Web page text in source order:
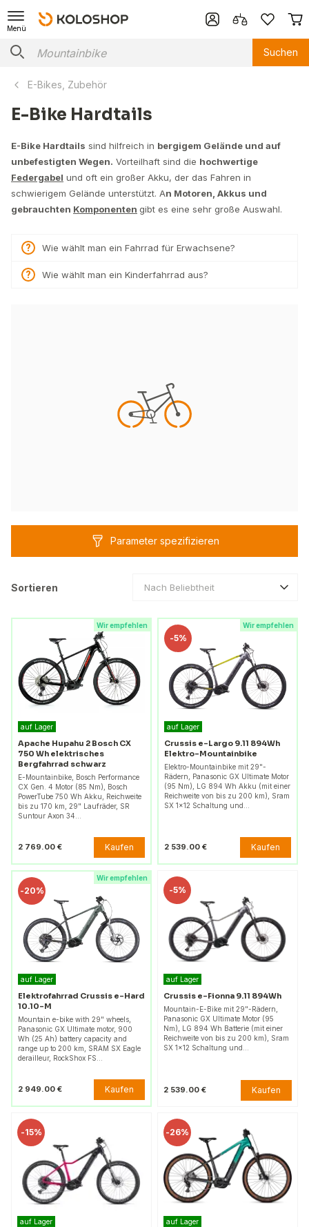
Menü
Suchen
E-Bikes, Zubehör
E-Bike Hardtails
E-Bike Hardtails sind hilfreich in bergigem Gelände und auf
unbefestigten Wegen. Vorteilhaft sind die hochwertige
Federgabel und oft ein großer Akku, der das Fahren in
schwierigem Gelände unterstützt. An Motoren, Akkus und
gebrauchten Komponenten gibt es eine sehr große Auswahl.
Wie wählt man ein Fahrrad für Erwachsene?
Wie wählt man ein Kinderfahrrad aus?
Parameter spezifizieren
Sortieren Nach Beliebtheit
Wir empfehlen
auf Lager
Apache Hupahu 2 Bosch CX
750 Wh elektrisches
Bergfahrrad schwarz
E-Mountainbike, Bosch Performance
CX Gen. 4 Motor (85 Nm), Bosch
PowerTube 750 Wh Akku, Reichweite
bis zu 170 km, 29" Laufräder, SR
Suntour Axon 34…
2 769.00 € Kaufen
Wir empfehlen
-5%
auf Lager
Crussis e-Largo 9.11 894Wh
Elektro-Mountainbike
Elektro-Mountainbike mit 29"-
Rädern, Panasonic GX Ultimate Motor
(95 Nm), LG 894 Wh Akku (mit einer
Reichweite von bis zu 200 km), Sram
SX 1x12 Schaltung und…
2 539.00 € Kaufen
Wir empfehlen
-20%
auf Lager
Elektrofahrrad Crussis e-Hard
10.10-M
Mountain e-bike with 29" wheels,
Panasonic GX Ultimate motor, 900
Wh (25 Ah) battery capacity and
range up to 200 km, SRAM SX Eagle
derailleur, RockShox FS…
2 949.00 € Kaufen
-5%
auf Lager
Crussis e-Fionna 9.11 894Wh
Mountain-E-Bike mit 29"-Rädern,
Panasonic GX Ultimate Motor (95
Nm), LG 894 Wh Batterie (mit einer
Reichweite von bis zu 200 km), Sram
SX 1x12 Schaltung und…
2 539.00 € Kaufen
-15%
auf Lager
-26%
auf Lager